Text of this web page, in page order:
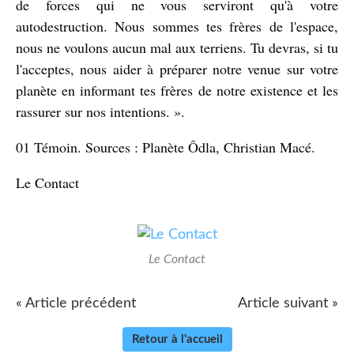
de forces qui ne vous serviront qu'à votre
autodestruction. Nous sommes tes frères de l'espace,
nous ne voulons aucun mal aux terriens. Tu devras, si tu
l'acceptes, nous aider à préparer notre venue sur votre
planète en informant tes frères de notre existence et les
rassurer sur nos intentions. ».
01 Témoin. Sources : Planète Ôdla, Christian Macé.
Le Contact
Le Contact
« Article précédent Article suivant »
Retour à l'accueil